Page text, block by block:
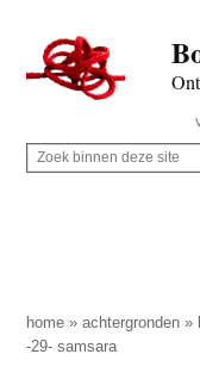
naar
de
inhoud
secondary
naar
de
sidebar
naar
de
Rechts
Z
p
d
Z
i
n
home »achtergronden »
-29- samsara